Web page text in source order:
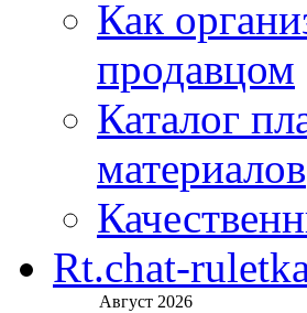
Как
продавцом
Каталог
материалов
Rt.chat-
Август 2026